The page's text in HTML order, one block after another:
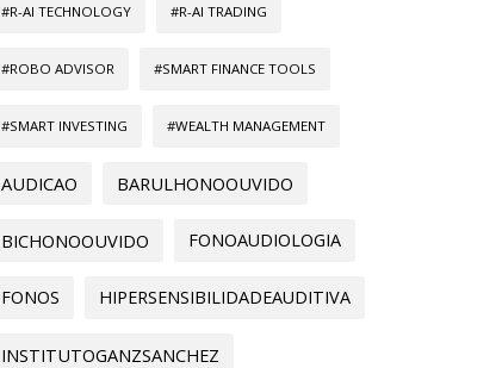
#R-AI TECHNOLOGY #R-AI TRADING
#ROBO ADVISOR #SMART FINANCE TOOLS
#SMART INVESTING #WEALTH MANAGEMENT
AUDICAO BARULHONOOUVIDO
BICHONOOUVIDO FONOAUDIOLOGIA
FONOS HIPERSENSIBILIDADEAUDITIVA
INSTITUTOGANZSANCHEZ